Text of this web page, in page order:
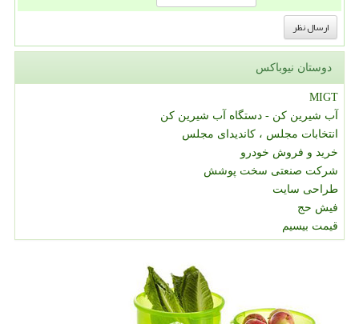
دوستان نیوباکس
MIGT
آب شیرین کن - دستگاه آب شیرین کن
انتخابات مجلس ، کاندیدای مجلس
خرید و فروش خودرو
شرکت صنعتی سخت پوشش
طراحی سایت
فیش حج
قیمت بیسیم